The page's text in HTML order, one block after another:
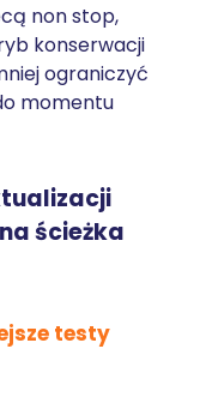
non stop,
konserwacji
ograniczyć
momentu
ścieżka
testy